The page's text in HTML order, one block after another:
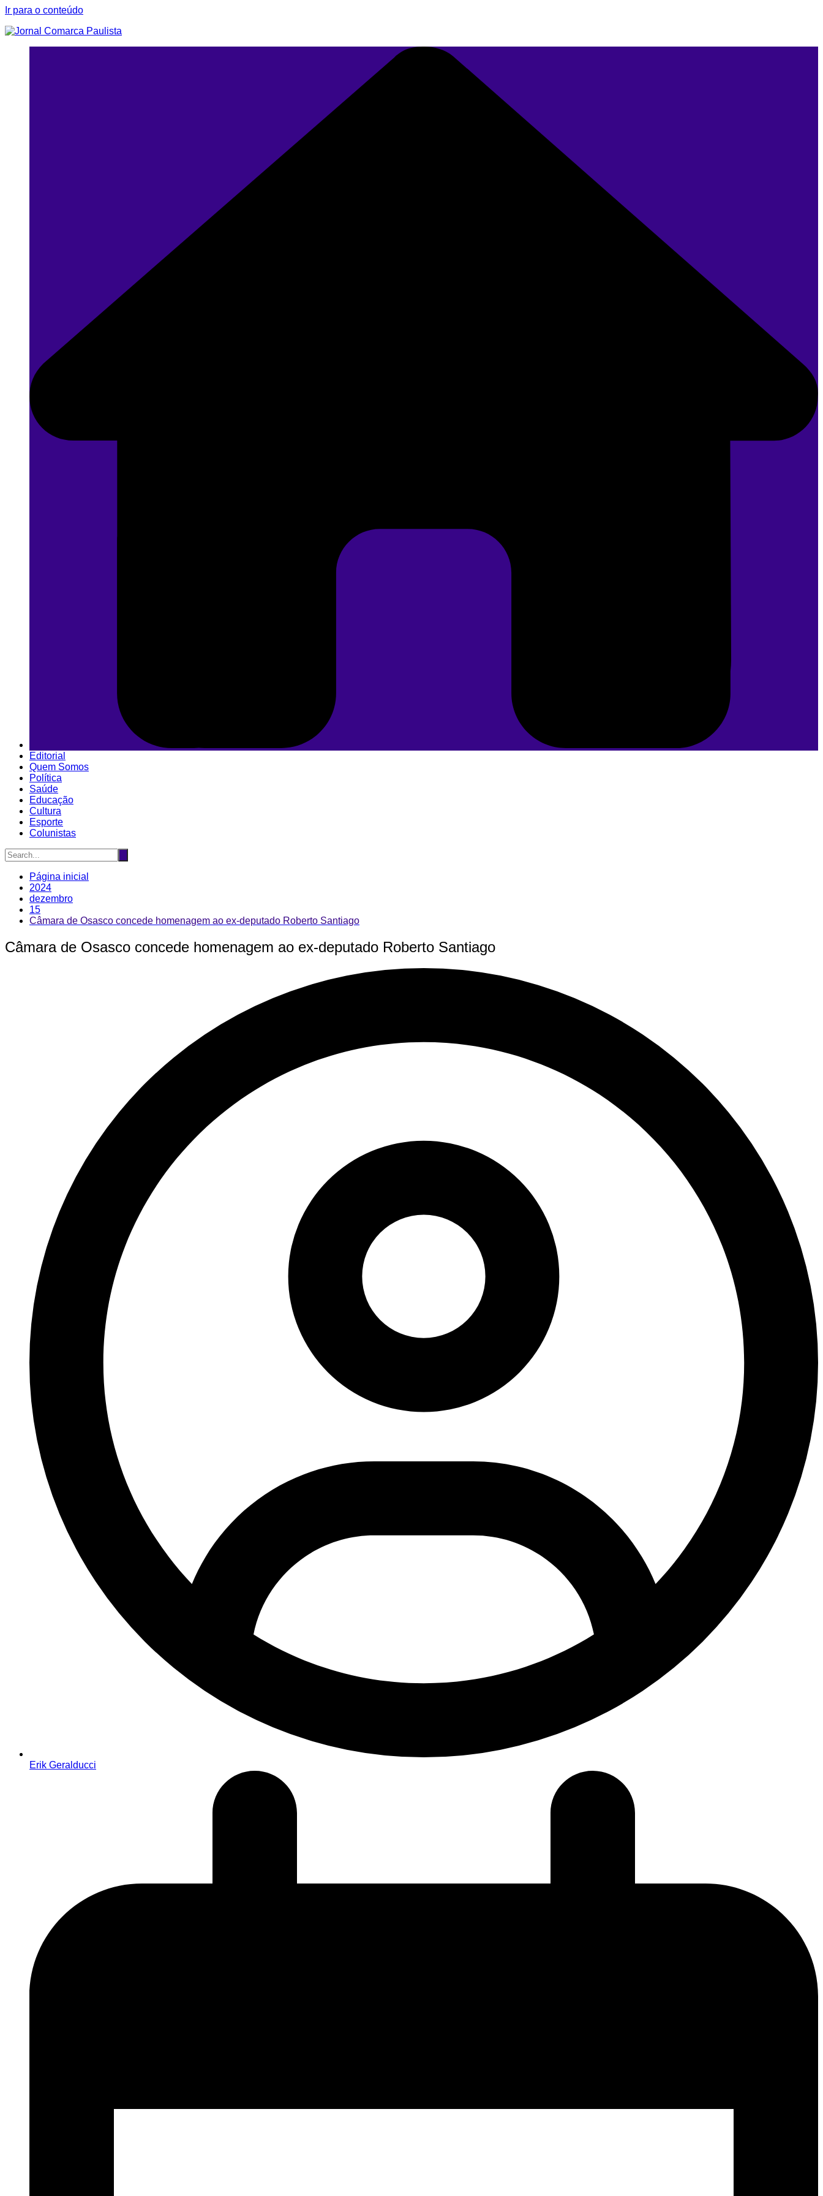
Ir para o conteúdo
Editorial
Quem Somos
Política
Saúde
Educação
Cultura
Esporte
Colunistas
Página inicial
2024
dezembro
15
Câmara de Osasco concede homenagem ao ex-deputado Roberto Santiago
Câmara de Osasco concede homenagem ao ex-deputado Roberto Santiago
Erik Geralducci